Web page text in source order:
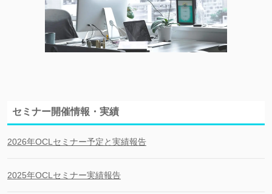
セミナー開催情報・実績
2026年OCLセミナー予定と実績報告
2025年OCLセミナー実績報告